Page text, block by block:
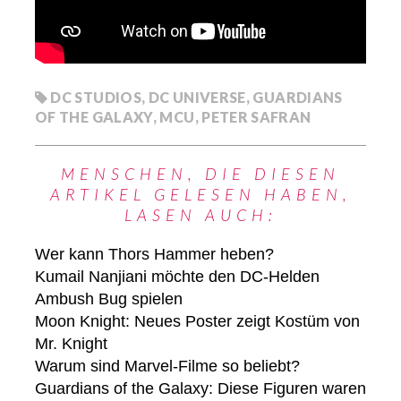
DC STUDIOS, DC UNIVERSE, GUARDIANS
OF THE GALAXY, MCU, PETER SAFRAN
MENSCHEN, DIE DIESEN
ARTIKEL GELESEN HABEN,
LASEN AUCH:
Wer kann Thors Hammer heben?
Kumail Nanjiani möchte den DC-Helden
Ambush Bug spielen
Moon Knight: Neues Poster zeigt Kostüm von
Mr. Knight
Warum sind Marvel-Filme so beliebt?
Guardians of the Galaxy: Diese Figuren waren